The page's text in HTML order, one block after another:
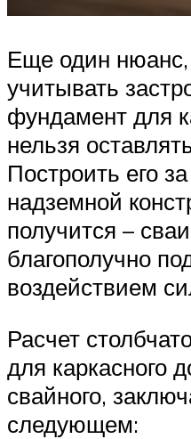
Еще один нюанс,
учитывать
фундамент для
нельзя
Построить его
надземной
получится –
благополучно
воздействием
Расчет
для каркасного
свайного,
следующем: